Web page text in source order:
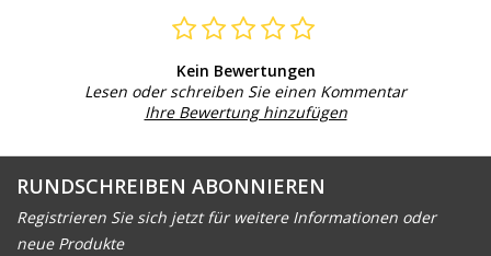
Kein Bewertungen
Lesen oder schreiben Sie einen Kommentar
Ihre Bewertung hinzufügen
RUNDSCHREIBEN ABONNIEREN
Registrieren Sie sich jetzt für weitere Informationen oder
neue Produkte